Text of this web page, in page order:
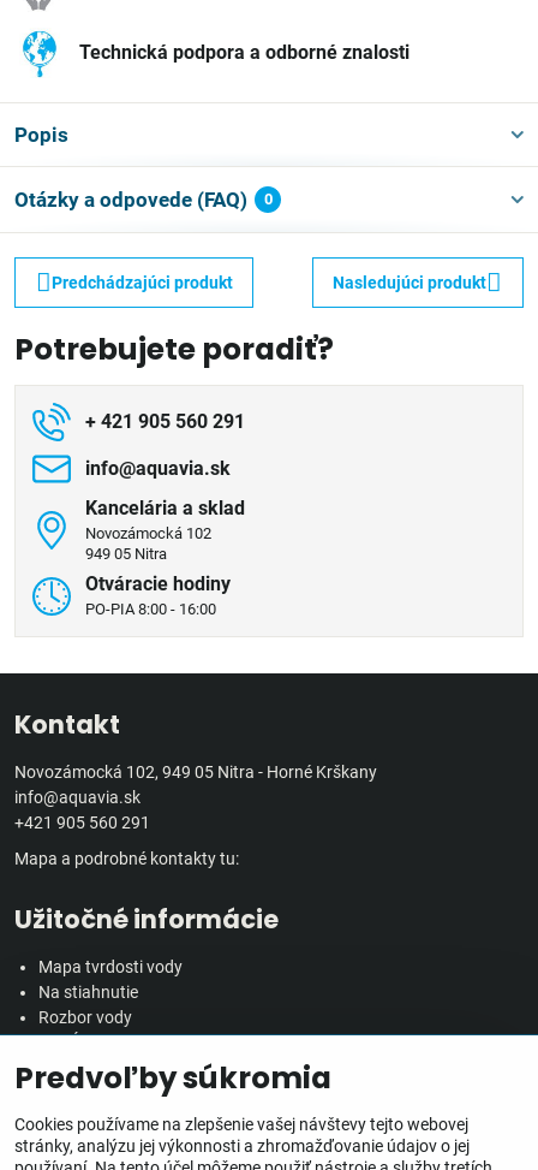
Technická podpora a odborné znalosti
Popis
Otázky a odpovede (FAQ) 0
Predchádzajúci produkt Nasledujúci produkt
Potrebujete poradiť?
+ 421 905 560 291
info​@aquavia​.sk
Kancelária a sklad
Novozámocká 102
949 05 Nitra
Otváracie hodiny
PO-PIA 8:00 - 16:00
Kontakt
Novozámocká 102, 949 05 Nitra - Horné Krškany
info@aquavia.sk
+421 905 560 291
Mapa a podrobné kontakty tu:
Užitočné informácie
Mapa tvrdosti vody
Na stiahnutie
Rozbor vody
Veľkoobchodná spolupráca
Všetko o nákupe
Predvoľby súkromia
Cookies používame na zlepšenie vašej návštevy tejto webovej
stránky, analýzu jej výkonnosti a zhromažďovanie údajov o jej